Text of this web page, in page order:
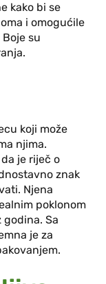
kako bi se
i omogućile
su
koji može
njima.
je riječ o
znak
Njena
poklonom
Sa
je za